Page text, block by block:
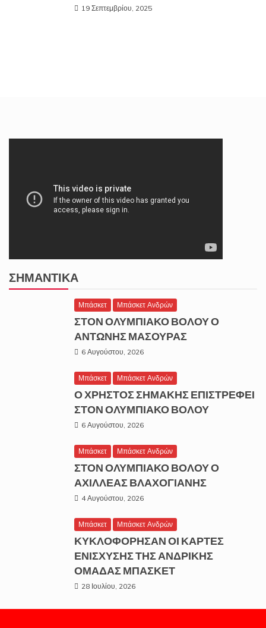
19 Σεπτεμβρίου, 2025
ΣΗΜΑΝΤΙΚΆ
Μπάσκετ Μπάσκετ Ανδρών
ΣΤΟΝ ΟΛΥΜΠΙΑΚΟ ΒΟΛΟΥ Ο
ΑΝΤΩΝΗΣ ΜΑΣΟΥΡΑΣ
6 Αυγούστου, 2026
Μπάσκετ Μπάσκετ Ανδρών
Ο ΧΡΗΣΤΟΣ ΣΗΜΑΚΗΣ ΕΠΙΣΤΡΕΦΕΙ
ΣΤΟΝ ΟΛΥΜΠΙΑΚΟ ΒΟΛΟΥ
6 Αυγούστου, 2026
Μπάσκετ Μπάσκετ Ανδρών
ΣΤΟΝ ΟΛΥΜΠΙΑΚΟ ΒΟΛΟΥ Ο
ΑΧΙΛΛΕΑΣ ΒΛΑΧΟΓΙΑΝΗΣ
4 Αυγούστου, 2026
Μπάσκετ Μπάσκετ Ανδρών
ΚΥΚΛΟΦΟΡΗΣΑΝ ΟΙ ΚΑΡΤΕΣ
ΕΝΙΣΧΥΣΗΣ ΤΗΣ ΑΝΔΡΙΚΗΣ
ΟΜΑΔΑΣ ΜΠΑΣΚΕΤ
28 Ιουλίου, 2026